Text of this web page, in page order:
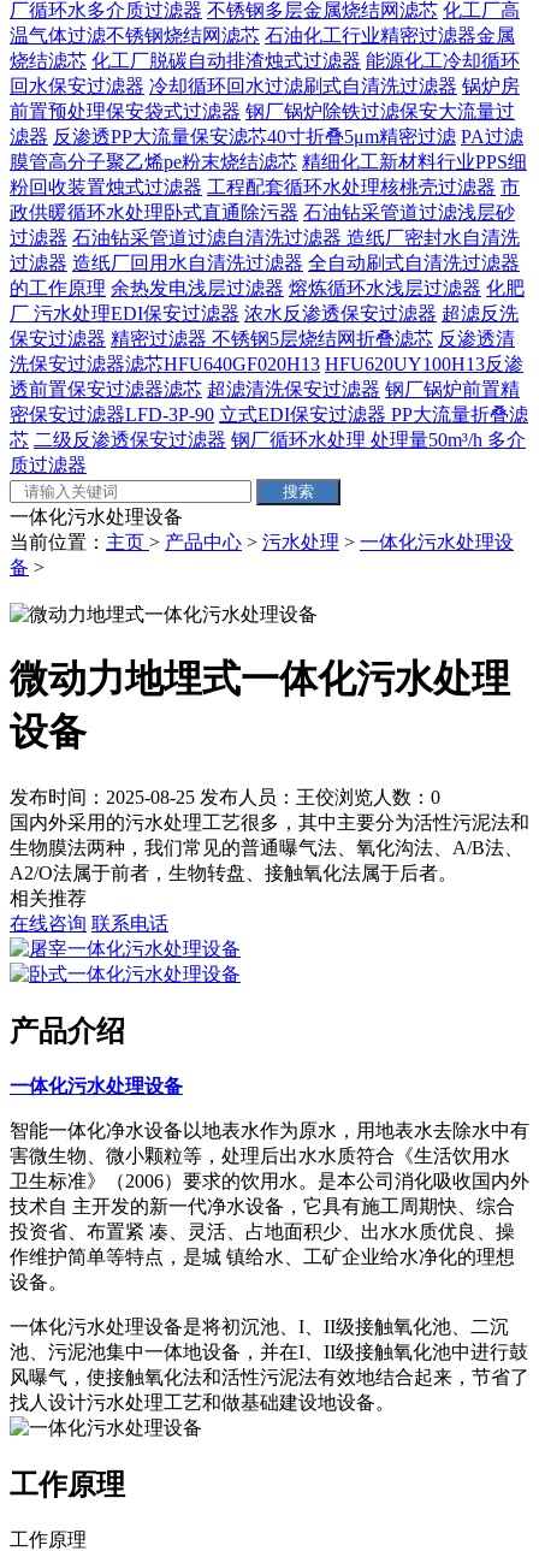
厂循环水多介质过滤器 不锈钢多层金属烧结网滤芯 化工厂高
温气体过滤不锈钢烧结网滤芯 石油化工行业精密过滤器金属
烧结滤芯 化工厂脱碳自动排渣烛式过滤器 能源化工冷却循环
回水保安过滤器 冷却循环回水过滤刷式自清洗过滤器 锅炉房
前置预处理保安袋式过滤器 钢厂锅炉除铁过滤保安大流量过
滤器 反渗透PP大流量保安滤芯40寸折叠5μm精密过滤 PA过滤
膜管高分子聚乙烯pe粉末烧结滤芯 精细化工新材料行业PPS细
粉回收装置烛式过滤器 工程配套循环水处理核桃壳过滤器 市
政供暖循环水处理卧式直通除污器 石油钻采管道过滤浅层砂
过滤器 石油钻采管道过滤自清洗过滤器 造纸厂密封水自清洗
过滤器 造纸厂回用水自清洗过滤器 全自动刷式自清洗过滤器
的工作原理 余热发电浅层过滤器 熔炼循环水浅层过滤器 化肥
厂 污水处理EDI保安过滤器 浓水反渗透保安过滤器 超滤反洗
保安过滤器 精密过滤器 不锈钢5层烧结网折叠滤芯 反渗透清
洗保安过滤器滤芯HFU640GF020H13 HFU620UY100H13反渗
透前置保安过滤器滤芯 超滤清洗保安过滤器 钢厂锅炉前置精
密保安过滤器LFD-3P-90 立式EDI保安过滤器 PP大流量折叠滤
芯 二级反渗透保安过滤器 钢厂循环水处理 处理量50m³/h 多介
质过滤器
一体化污水处理设备
当前位置： 主页 > 产品中心 > 污水处理 > 一体化污水处理设
备 >
微动力地埋式一体化污水处理
设备
发布时间：2025-08-25 发布人员：王佼浏览人数： 0
国内外采用的污水处理工艺很多，其中主要分为活性污泥法和
生物膜法两种，我们常见的普通曝气法、氧化沟法、A/B法、
A2/O法属于前者，生物转盘、接触氧化法属于后者。
相关推荐
在线咨询 联系电话
产品介绍
一体化污水处理设备
智能一体化净水设备以地表水作为原水，用地表水去除水中有
害微生物、微小颗粒等，处理后出水水质符合《生活饮用水
卫生标准》（2006）要求的饮用水。是本公司消化吸收国内外
技术自 主开发的新一代净水设备，它具有施工周期快、综合
投资省、布置紧 凑、灵活、占地面积少、出水水质优良、操
作维护简单等特点，是城 镇给水、工矿企业给水净化的理想
设备。
一体化污水处理设备是将初沉池、I、II级接触氧化池、二沉
池、污泥池集中一体地设备，并在I、II级接触氧化池中进行鼓
风曝气，使接触氧化法和活性污泥法有效地结合起来，节省了
找人设计污水处理工艺和做基础建设地设备。
工作原理
工作原理